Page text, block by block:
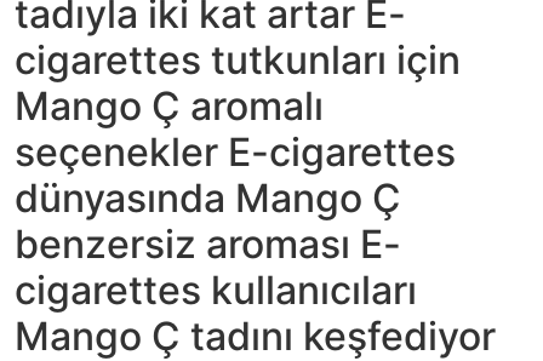
tadıyla iki kat artar E-
cigarettes tutkunları için
Mango Ç aromalı
seçenekler E-cigarettes
dünyasında Mango Ç
benzersiz aroması E-
cigarettes kullanıcıları
Mango Ç tadını keşfediyor